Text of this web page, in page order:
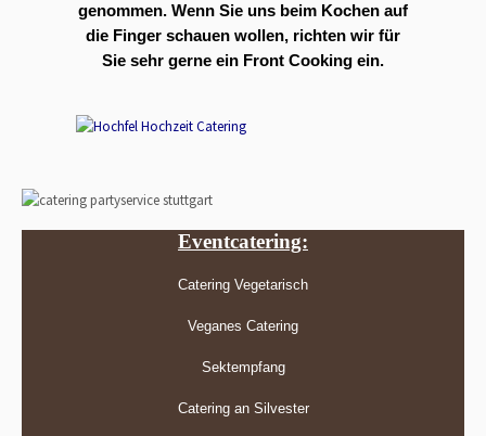
genommen. Wenn Sie uns beim Kochen auf
die Finger schauen wollen, richten wir für
Sie sehr gerne ein Front Cooking ein.
Eventcatering:
Catering Vegetarisch
Veganes Catering
Sektempfang
Catering an Silvester